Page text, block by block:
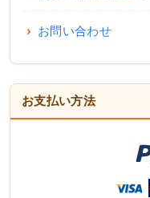
お問い合わせ
お支払い方法